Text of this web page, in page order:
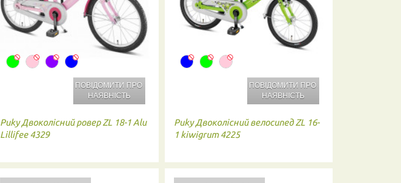
ПОВІДОМИТИ ПРО
НАЯВНІСТЬ
Puky Двоколісний ровер ZL 18-1 Alu
Lillifee 4329
ПОВІДОМИТИ ПРО
НАЯВНІСТЬ
Puky Двоколісний велосипед ZL 16-
1 kiwigrum 4225